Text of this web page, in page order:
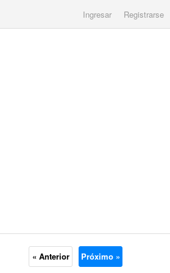
Ingresar Registrarse
« Anterior Próximo »